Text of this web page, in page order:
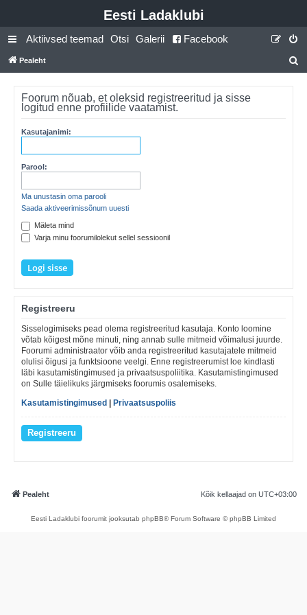
Eesti Ladaklubi
Aktiivsed teemad Otsi Galerii Facebook
Pealeht
t
Foorum nõuab, et oleksid registreeritud ja sisse
logitud enne profiilide vaatamist.
Kasutajanimi:
Parool:
Ma unustasin oma parooli
Saada aktiveerimissõnum uuesti
Mäleta mind
Varja minu foorumilolekut sellel sessioonil
Registreeru
Sisselogimiseks pead olema registreeritud kasutaja. Konto loomine
võtab kõigest mõne minuti, ning annab sulle mitmeid võimalusi juurde.
Foorumi administraator võib anda registreeritud kasutajatele mitmeid
olulisi õigusi ja funktsioone veelgi. Enne registreerumist loe kindlasti
läbi kasutamistingimused ja privaatsuspoliitika. Kasutamistingimused
on Sulle täielikuks järgmiseks foorumis osalemiseks.
Kasutamistingimused
Privaatsuspoliis
Registreeru
Pealeht Kõik kellaajad on UTC+03:00
Eesti Ladaklubi foorumit jooksutab phpBB® Forum Software © phpBB Limited